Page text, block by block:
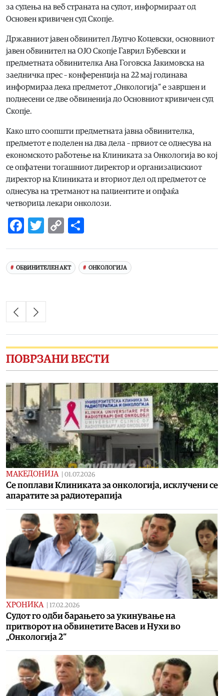
за судења на веб страната на судот, информираат од
Основен кривичен суд Скопје.
Државниот јавен обвинител Љупчо Коцевски, основниот
јавен обвинител на ОЈО Скопје Гаврил Бубевски и
предметната обвинителка Ана Гоговска Јакимовска на
заедничка прес – конференција на 22 мај годинава
информираа дека предметот „Онкологија“ е завршен и
поднесени се две обвиненија до Основниот кривичен суд
Скопје.
Како што соопшти предметната јавна обвинителка,
предметот е поделен на два дела – првиот се однесува на
економското работење на Клиниката за Онкологија во кој
се опфатени тогашниот директор и организацискиот
директор на Клиниката и вториот дел од предметот се
однесува на третманот на пациентите и опфаќа
четворица лекари онколози.
Facebook
Twitter
Copy
ОБВИНИТЕЛЕН АКТ ОНКОЛОГИЈА
ПОВРЗАНИ ВЕСТИ
МАКЕДОНИЈА 01.07.2026
Се поплави Клиниката за онкологија, исклучени се
апаратите за радиотерапија
ХРОНИКА 17.02.2026
Судот го одби барањето за укинување на
притворот на обвинетите Васев и Нухи во
„Онкологија 2“